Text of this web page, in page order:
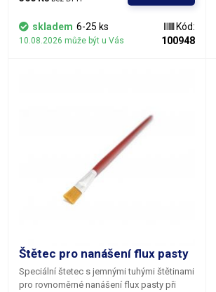
skladem 6-25 ks
10.08.2026 může být u Vás
Kód:
100948
Štětec pro nanášení flux pasty
Speciální štetec s jemnými tuhými štětinami
pro rovnoměrné nanášení flux pasty při